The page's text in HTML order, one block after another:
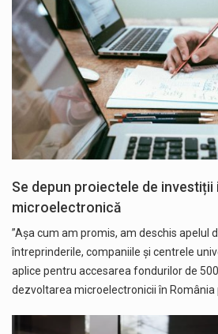
Se depun proiectele de investiții
microelectronică
”Așa cum am promis, am deschis apelul
întreprinderile, companiile și centrele
aplice pentru accesarea fondurilor de
dezvoltarea microelectronicii în România